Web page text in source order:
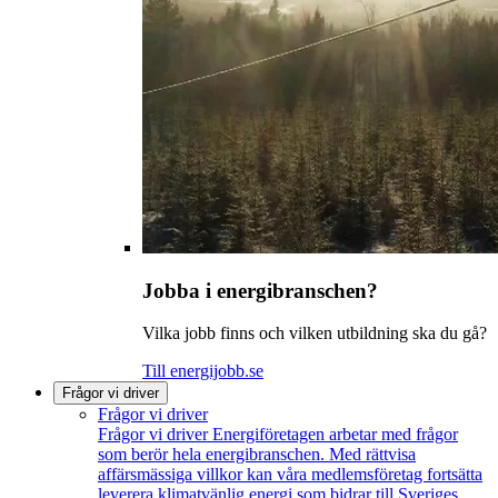
Jobba i energibranschen?
Vilka jobb finns och vilken utbildning ska du gå?
Till energijobb.se
Frågor vi driver
Frågor vi driver
Frågor vi driver Energiföretagen arbetar med frågor
som berör hela energibranschen. Med rättvisa
affärsmässiga villkor kan våra medlemsföretag fortsätta